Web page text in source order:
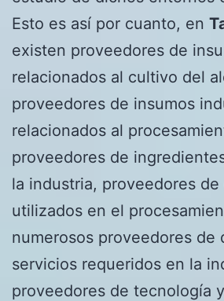
Esto es así por cuanto, en
existen proveedores de
relacionados al cultivo del
proveedores de insumos
relacionados al
proveedores de
la industria, proveedores
utilizados en el
numerosos proveedores de
servicios requeridos en la
proveedores de tecnología